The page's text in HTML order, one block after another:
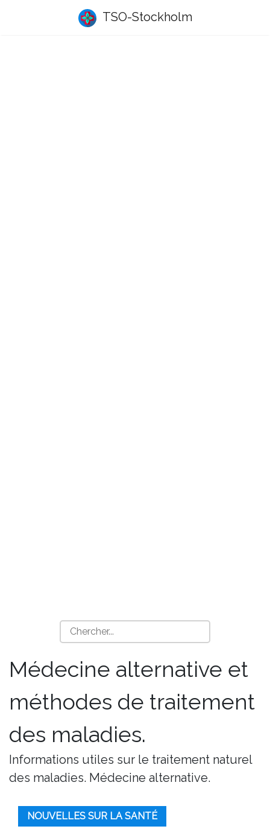
TSO-Stockholm
Médecine alternative et
méthodes de traitement
des maladies.
Informations utiles sur le traitement naturel
des maladies. Médecine alternative.
NOUVELLES SUR LA SANTÉ